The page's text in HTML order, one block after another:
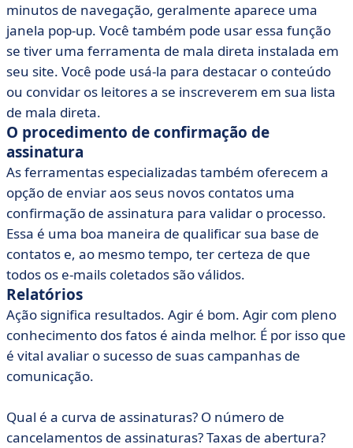
minutos de navegação, geralmente aparece uma
janela pop-up. Você também pode usar essa função
se tiver uma ferramenta de mala direta instalada em
seu site. Você pode usá-la para destacar o conteúdo
ou convidar os leitores a se inscreverem em sua lista
de mala direta.
O procedimento de confirmação de
assinatura
As ferramentas especializadas também oferecem a
opção de enviar aos seus novos contatos uma
confirmação de assinatura para validar o processo.
Essa é uma boa maneira de qualificar sua base de
contatos e, ao mesmo tempo, ter certeza de que
todos os e-mails coletados são válidos.
Relatórios
Ação significa resultados. Agir é bom. Agir com pleno
conhecimento dos fatos é ainda melhor. É por isso que
é vital avaliar o sucesso de suas campanhas de
comunicação.
Qual é a curva de assinaturas? O número de
cancelamentos de assinaturas? Taxas de abertura?